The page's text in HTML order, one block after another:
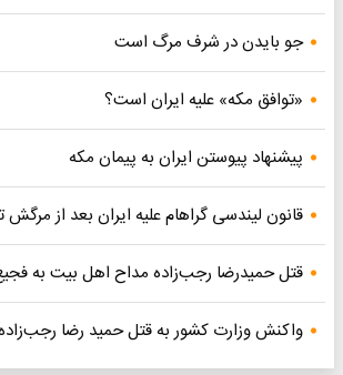
جو بایدن در شرف مرگ است
«توافق مکه» علیه ایران است؟
پیشنهاد پیوستن ایران به پیمان مکه
قانون لیندسی گراهام علیه ایران بعد از
قتل حمیدرضا رجب‌زاده مداح اهل بیت به
واکنش وزارت کشور به قتل حمید رضا